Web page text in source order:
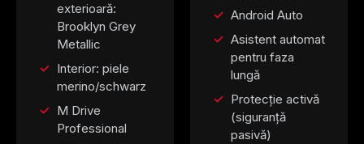
exterioară:
Brooklyn Grey
Metallic
Interior: piele
merino/schwarz
M Drive
Professional
Android Auto
Asistent automat
pentru faza
lungă
Protecție activă
(siguranță
pasivă)